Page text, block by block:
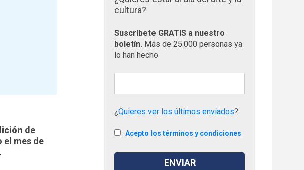
de
el mes de
.
cultura?
Suscríbete GRATIS a nuestro
boletín. Más de 25.000 personas ya
lo han hecho
¿Quieres ver los últimos enviados?
Acepto los términos y condiciones